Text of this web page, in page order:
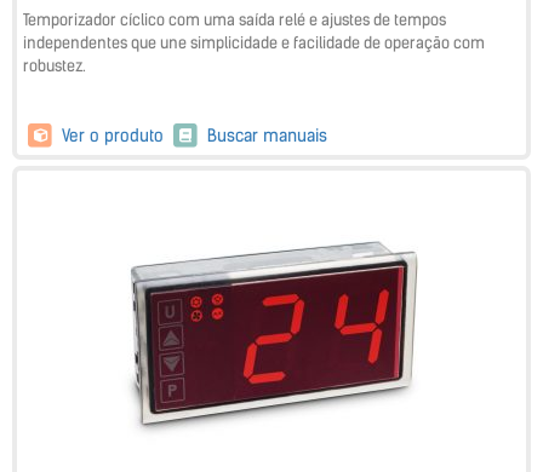
Temporizador cíclico com uma saída relé e ajustes de tempos
independentes que une simplicidade e facilidade de operação com
robustez.
Ver o produto Buscar manuais